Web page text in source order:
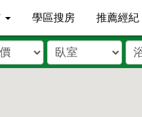
學區搜房 推薦經紀